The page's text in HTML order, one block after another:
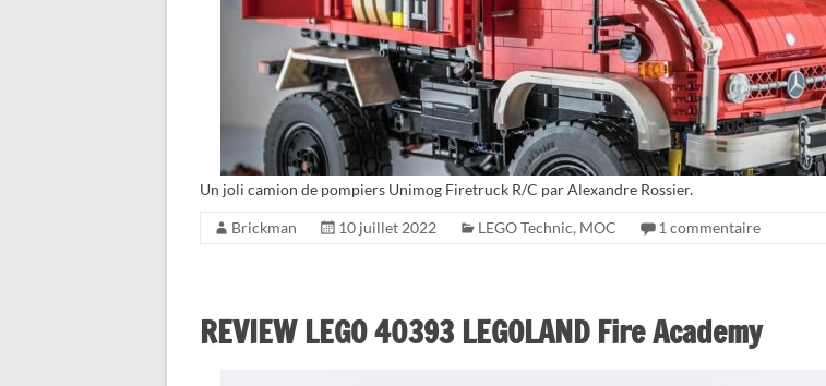
Un joli camion de pompiers Unimog Firetruck R/C par Alexandre Rossier.
Brickman 10 juillet 2022 LEGO Technic, MOC 1 commentaire
REVIEW LEGO 40393 LEGOLAND Fire Academy